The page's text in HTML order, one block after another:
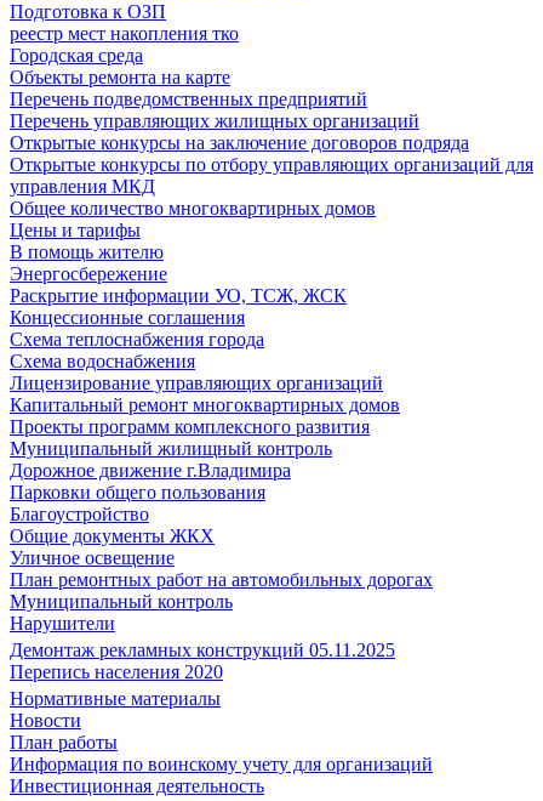
Подготовка к ОЗП
реестр мест накопления тко
Городская среда
Объекты ремонта на карте
Перечень подведомственных предприятий
Перечень управляющих жилищных организаций
Открытые конкурсы на заключение договоров подряда
Открытые конкурсы по отбору управляющих организаций для
управления МКД
Общее количество многоквартирных домов
Цены и тарифы
В помощь жителю
Энергосбережение
Раскрытие информации УО, ТСЖ, ЖСК
Концессионные соглашения
Схема теплоснабжения города
Схема водоснабжения
Лицензирование управляющих организаций
Капитальный ремонт многоквартирных домов
Проекты программ комплексного развития
Муниципальный жилищный контроль
Дорожное движение г.Владимира
Парковки общего пользования
Благоустройство
Общие документы ЖКХ
Уличное освещение
План ремонтных работ на автомобильных дорогах
Муниципальный контроль
Нарушители
Демонтаж рекламных конструкций 05.11.2025
Перепись населения 2020
Нормативные материалы
Новости
План работы
Информация по воинскому учету для организаций
Инвестиционная деятельность